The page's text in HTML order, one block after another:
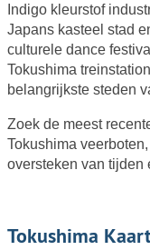
Indigo kleurstof
Japans kasteel stad
culturele dance
Tokushima
belangrijkste steden
Zoek de meest
Tokushima
oversteken van tijden
Tokushima